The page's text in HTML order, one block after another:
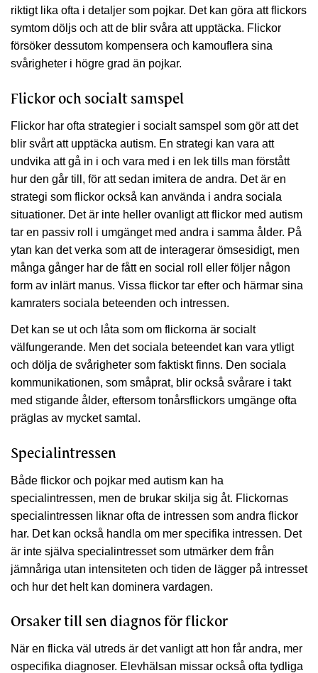
riktigt lika ofta i detaljer som pojkar. Det kan göra att flickors
symtom döljs och att de blir svåra att upptäcka. Flickor
försöker dessutom kompensera och kamouflera sina
svårigheter i högre grad än pojkar.
Flickor och socialt samspel
Flickor har ofta strategier i socialt samspel som gör att det
blir svårt att upptäcka autism. En strategi kan vara att
undvika att gå in i och vara med i en lek tills man förstått
hur den går till, för att sedan imitera de andra. Det är en
strategi som flickor också kan använda i andra sociala
situationer. Det är inte heller ovanligt att flickor med autism
tar en passiv roll i umgänget med andra i samma ålder. På
ytan kan det verka som att de interagerar ömsesidigt, men
många gånger har de fått en social roll eller följer någon
form av inlärt manus. Vissa flickor tar efter och härmar sina
kamraters sociala beteenden och intressen.
Det kan se ut och låta som om flickorna är socialt
välfungerande. Men det sociala beteendet kan vara ytligt
och dölja de svårigheter som faktiskt finns. Den sociala
kommunikationen, som småprat, blir också svårare i takt
med stigande ålder, eftersom tonårsflickors umgänge ofta
präglas av mycket samtal.
Specialintressen
Både flickor och pojkar med autism kan ha
specialintressen, men de brukar skilja sig åt. Flickornas
specialintressen liknar ofta de intressen som andra flickor
har. Det kan också handla om mer specifika intressen. Det
är inte själva specialintresset som utmärker dem från
jämnåriga utan intensiteten och tiden de lägger på intresset
och hur det helt kan dominera vardagen.
Orsaker till sen diagnos för flickor
När en flicka väl utreds är det vanligt att hon får andra, mer
ospecifika diagnoser. Elevhälsan missar också ofta tydliga